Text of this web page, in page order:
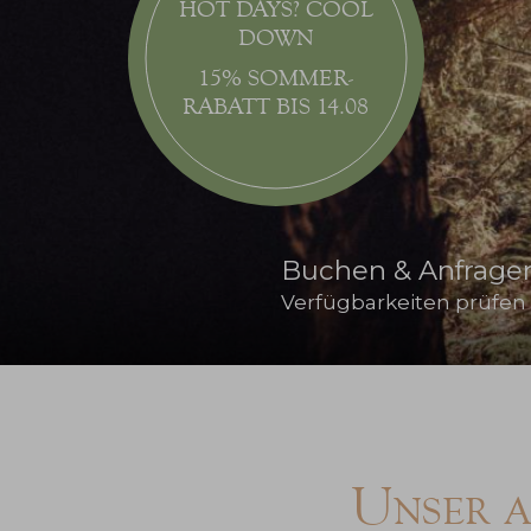
Buchen &
Verfügbarkeiten prüfen
HOT DAYS? COOL
DOWN
15% SOMMER-
RABATT BIS 14.08